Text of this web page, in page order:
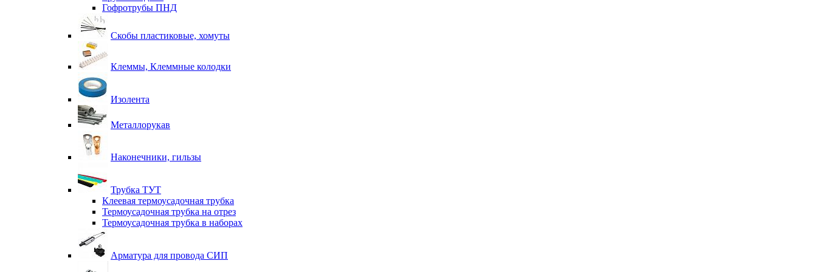
Гофротрубы ПНД
Скобы пластиковые, хомуты
Клеммы, Клеммные колодки
Изолента
Металлорукав
Наконечники, гильзы
Трубка ТУТ
Клеевая термоусадочная трубка
Термоусадочная трубка на отрез
Термоусадочная трубка в наборах
Арматура для провода СИП